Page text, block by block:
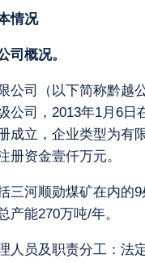
情况
司概况。
公司（以下简称黔越
公司，2013年1月6日
成立，企业类型为有
册资金壹仟万元。
三河顺勋煤矿在内的
产能270万吨/年。
人员及职责分工：法